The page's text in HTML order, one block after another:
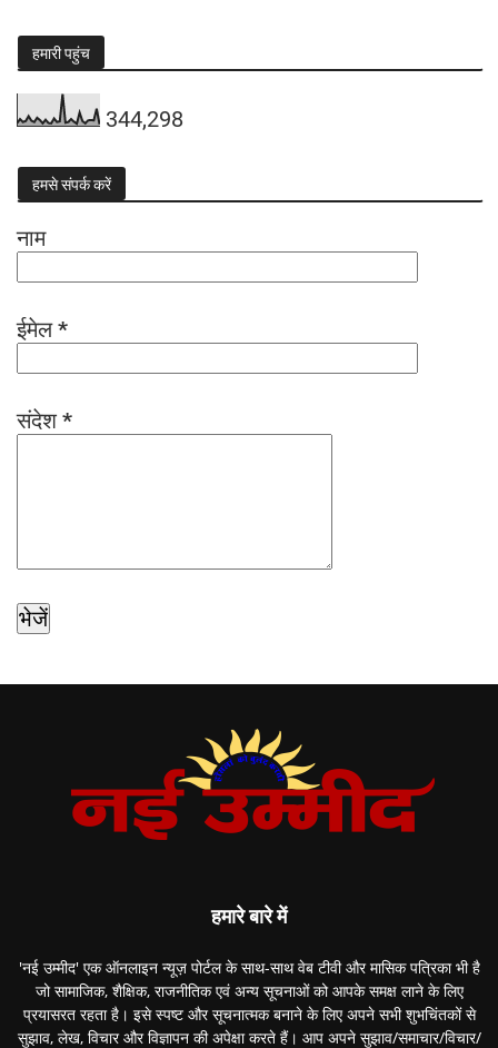
हमारी पहुंच
344,298
हमसे संपर्क करें
नाम
ईमेल*
संदेश*
हमारे बारे में
'नई उम्मीद' एक ऑनलाइन न्यूज़ पोर्टल के साथ-साथ वेब टीवी और मासिक पत्रिका भी है
जो सामाजिक, शैक्षिक, राजनीतिक एवं अन्य सूचनाओं को आपके समक्ष लाने के लिए
प्रयासरत रहता है। इसे स्पष्ट और सूचनात्मक बनाने के लिए अपने सभी शुभचिंतकों से
सुझाव, लेख, विचार और विज्ञापन की अपेक्षा करते हैं। आप अपने सुझाव/समाचार/विचार/